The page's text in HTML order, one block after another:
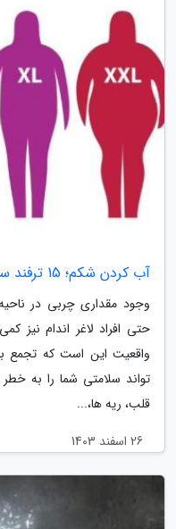
آب کردن شکم؛ 15 ترفند ساده، اما کاربردی
وجود مقداری چربی در
حتی افراد لاغر اندام نیز
واقعیت این است که تجمع
تواند سلامتی شما را به
قلب، ریه ها،...
26 اسفند 1403